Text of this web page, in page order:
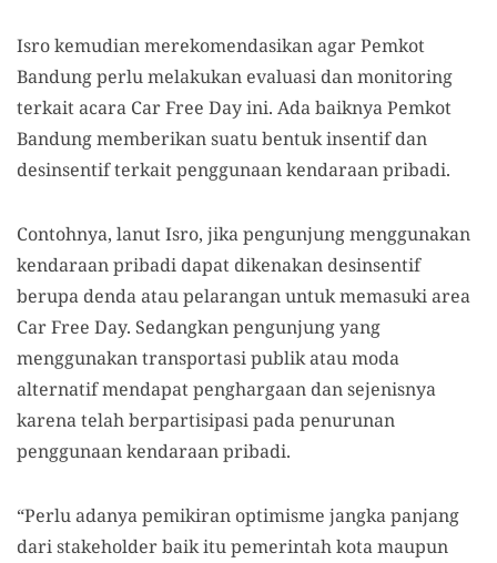
Isro kemudian merekomendasikan agar Pemkot
Bandung perlu melakukan evaluasi dan monitoring
terkait acara Car Free Day ini. Ada baiknya Pemkot
Bandung memberikan suatu bentuk insentif dan
desinsentif terkait penggunaan kendaraan pribadi.
Contohnya, lanut Isro, jika pengunjung menggunakan
kendaraan pribadi dapat dikenakan desinsentif
berupa denda atau pelarangan untuk memasuki area
Car Free Day. Sedangkan pengunjung yang
menggunakan transportasi publik atau moda
alternatif mendapat penghargaan dan sejenisnya
karena telah berpartisipasi pada penurunan
penggunaan kendaraan pribadi.
“Perlu adanya pemikiran optimisme jangka panjang
dari stakeholder baik itu pemerintah kota maupun